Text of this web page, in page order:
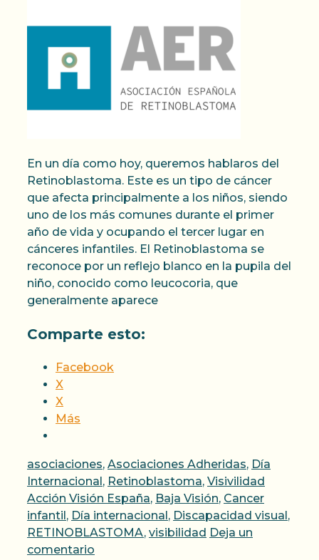
En un día como hoy, queremos hablaros del
Retinoblastoma. Este es un tipo de cáncer
que afecta principalmente a los niños, siendo
uno de los más comunes durante el primer
año de vida y ocupando el tercer lugar en
cánceres infantiles. El Retinoblastoma se
reconoce por un reflejo blanco en la pupila del
niño, conocido como leucocoria, que
generalmente aparece
Comparte esto:
Facebook
X
X
Más
Categorías
asociaciones, Asociaciones Adheridas, Día
Internacional , Retinoblastoma, Visivilidad
Acción Visión España, Baja Visión, Cancer
infantil , Día internacional , Discapacidad visual ,
RETINOBLASTOMA, visibilidad Deja un
comentario